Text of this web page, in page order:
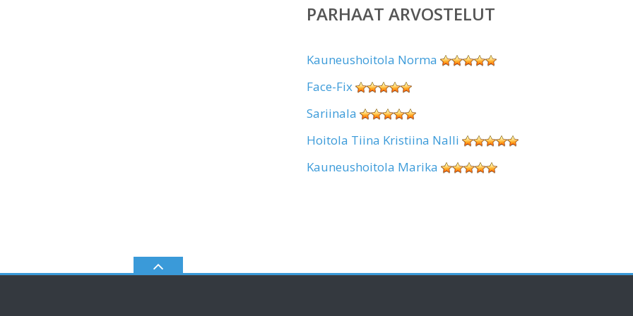
PARHAAT ARVOSTELUT
Kauneushoitola Norma
Face-Fix
Sariinala
Hoitola Tiina Kristiina Nalli
Kauneushoitola Marika